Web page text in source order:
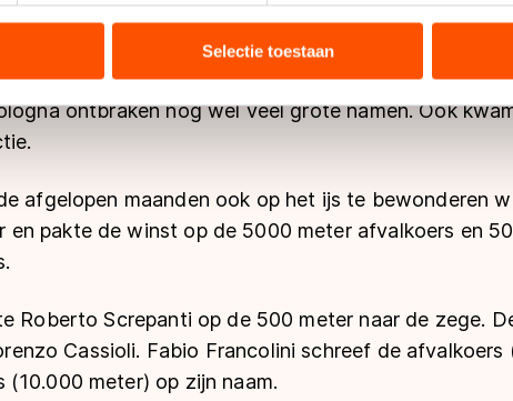
over uw gebruik van onze site met onze partners voor
met andere gegevens die u aan hen heeft verstrekt of
kunnen gegevens doorgeven aan landen buiten de EU,
geldt volgens de GDPR. Door op ‘Toestaan’ te klikken,
Selectie toestaan
ontbraken nog wel veel grote namen. Ook
afgelopen maanden ook op het ijs te bewonderen
en pakte de winst op de 5000 meter afvalkoers en
Roberto Screpanti op de 500 meter naar de zege.
Cassioli. Fabio Francolini schreef de afvalkoers
meter) op zijn naam.